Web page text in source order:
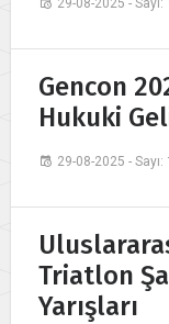
29-08-2025 -
Gencon
Hukuki
29-08-2025 -
Triatlon
Yarışları